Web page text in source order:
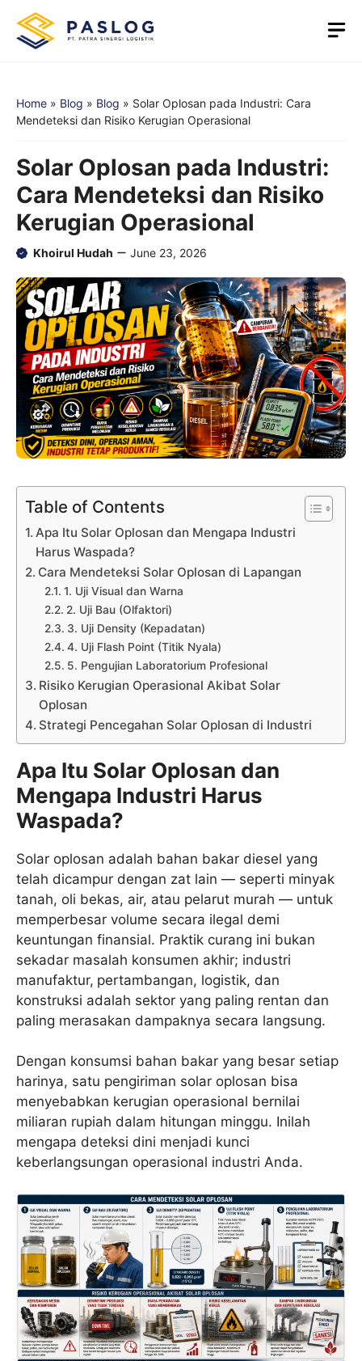
content
Home » Blog » Blog » Solar Oplosan pada Industri: Cara
Mendeteksi dan Risiko Kerugian Operasional
Solar Oplosan pada Industri:
Cara Mendeteksi dan Risiko
Kerugian Operasional
Khoirul Hudah June 23, 2026
Table of Contents
Apa Itu Solar Oplosan dan Mengapa Industri
Harus Waspada?
Cara Mendeteksi Solar Oplosan di Lapangan
1. Uji Visual dan Warna
2. Uji Bau (Olfaktori)
3. Uji Density (Kepadatan)
4. Uji Flash Point (Titik Nyala)
5. Pengujian Laboratorium Profesional
Risiko Kerugian Operasional Akibat Solar
Oplosan
Strategi Pencegahan Solar Oplosan di Industri
Apa Itu Solar Oplosan dan
Mengapa Industri Harus
Waspada?
Solar oplosan adalah bahan bakar diesel yang
telah dicampur dengan zat lain — seperti minyak
tanah, oli bekas, air, atau pelarut murah — untuk
memperbesar volume secara ilegal demi
keuntungan finansial. Praktik curang ini bukan
sekadar masalah konsumen akhir; industri
manufaktur, pertambangan, logistik, dan
konstruksi adalah sektor yang paling rentan dan
paling merasakan dampaknya secara langsung.
Dengan konsumsi bahan bakar yang besar setiap
harinya, satu pengiriman solar oplosan bisa
menyebabkan kerugian operasional bernilai
miliaran rupiah dalam hitungan minggu. Inilah
mengapa deteksi dini menjadi kunci
keberlangsungan operasional industri Anda.